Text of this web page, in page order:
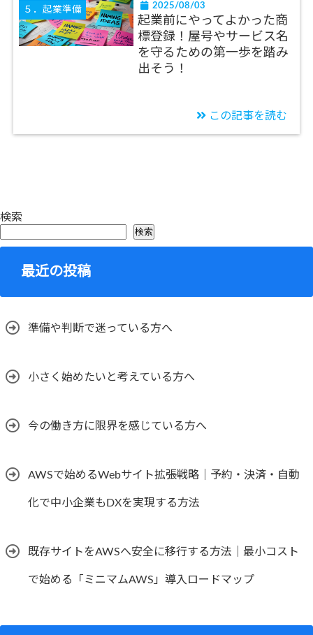
５．起業準備 2025/08/03
起業前にやってよかった商
標登録！屋号やサービス名
を守るための第一歩を踏み
出そう！
この記事を読む
検索
検索
最近の投稿
準備や判断で迷っている方へ
小さく始めたいと考えている方へ
今の働き方に限界を感じている方へ
AWSで始めるWebサイト拡張戦略｜予約・決済・自動
化で中小企業もDXを実現する方法
既存サイトをAWSへ安全に移行する方法｜最小コスト
で始める「ミニマムAWS」導入ロードマップ